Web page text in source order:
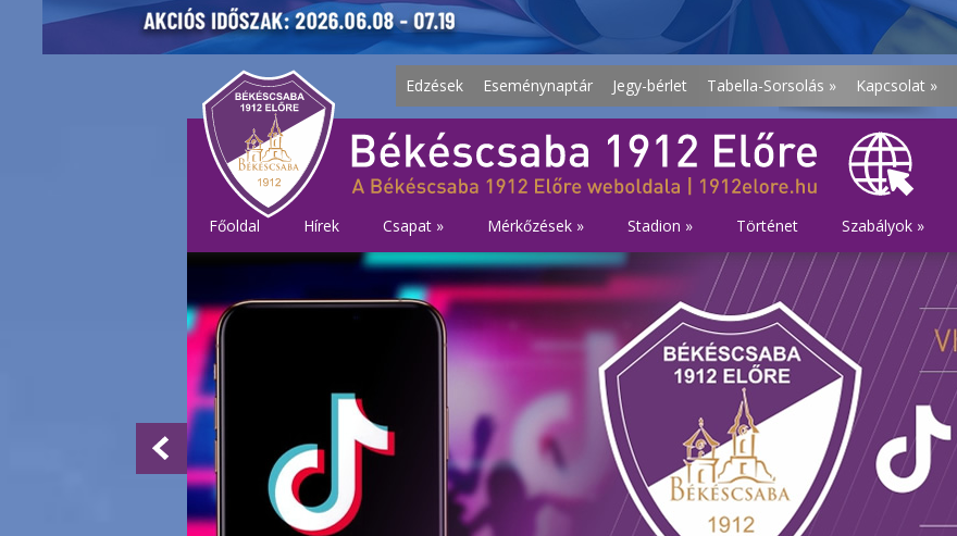
Edzések Eseménynaptár Jegy-bérlet Tabella-Sorsolás » Kapcsolat »
Főoldal Hírek Csapat » Mérkőzések » Stadion » Történet Szabályok »